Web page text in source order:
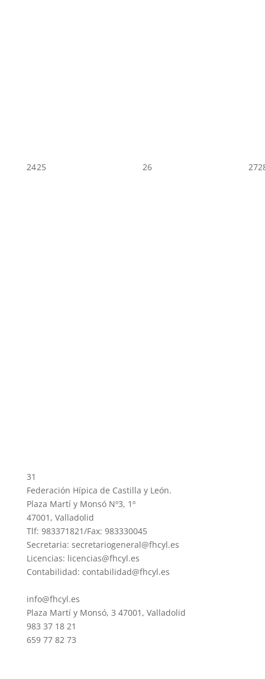
2425 26 27
31
Federación Hípica de Castilla y León.
Plaza Martí y Monsó Nº3, 1º
47001, Valladolid
Tlf: 983371821/Fax: 983330045
Secretaria: secretariogeneral@fhcyl.es
Licencias: licencias@fhcyl.es
Contabilidad: contabilidad@fhcyl.es
info@fhcyl.es
Plaza Martí y Monsó, 3 47001, Valladolid
983 37 18 21
659 77 82 73